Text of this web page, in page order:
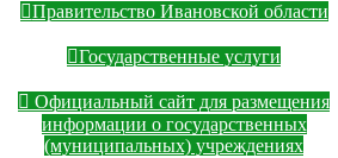
Правительство Ивановской области
Государственные услуги
Официальный сайт для размещения
информации о государственных
(муниципальных) учреждениях